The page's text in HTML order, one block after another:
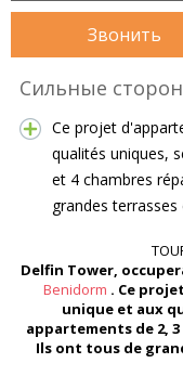
Звонить
Сильные
Ce projet
qualités uniques,
et 4 chambres
grandes
Delfin Tower,
Benidorm . Ce
unique et aux
appartements de 2,
Ils ont tous de